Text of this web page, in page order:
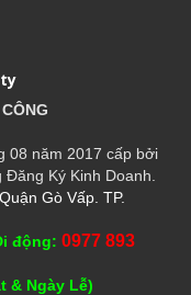
08 năm 2017 cấp bởi
Ký Kinh Doanh.
Gò Vấp. TP.
động: 0977 893
& Ngày Lễ)